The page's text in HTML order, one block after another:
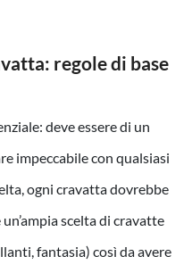
regole di base
deve essere di un
impeccabile con qualsiasi
ogni cravatta dovrebbe
scelta di cravatte
fantasia) così da avere